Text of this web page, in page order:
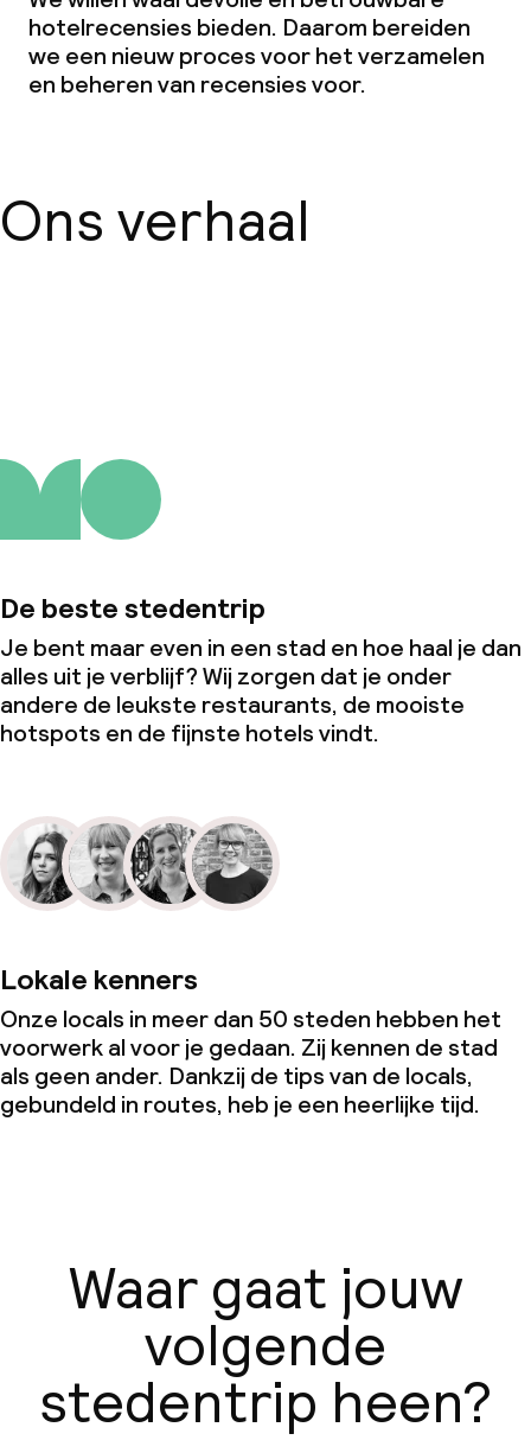
Faciliteiten en diensten voor kinderen
Speeltuin
Wasservice
Beleid
hotelrecensies bieden. Daarom bereiden
we een nieuw proces voor het verzamelen
en beheren van recensies voor.
Ons verhaal
De beste stedentrip
Je bent maar even in een stad en hoe haal je dan
alles uit je verblijf? Wij zorgen dat je onder
andere de leukste restaurants, de mooiste
hotspots en de fijnste hotels vindt.
Lokale kenners
Onze locals in meer dan 50 steden hebben het
voorwerk al voor je gedaan. Zij kennen de stad
als geen ander. Dankzij de tips van de locals,
gebundeld in routes, heb je een heerlijke tijd.
Waar gaat jouw
volgende
stedentrip heen?